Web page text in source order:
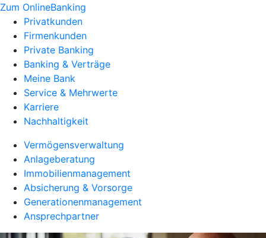
Zum OnlineBanking
Privatkunden
Firmenkunden
Private Banking
Banking & Verträge
Meine Bank
Service & Mehrwerte
Karriere
Nachhaltigkeit
Vermögensverwaltung
Anlageberatung
Immobilienmanagement
Absicherung & Vorsorge
Generationenmanagement
Ansprechpartner